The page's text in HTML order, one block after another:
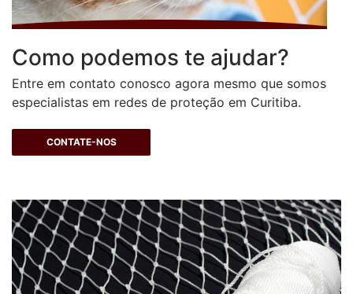
Como podemos te ajudar?
Entre em contato conosco agora mesmo que somos
especialistas em redes de proteção em Curitiba.
CONTATE-NOS